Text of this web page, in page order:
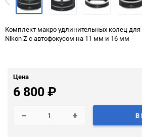
Комплект макро удлинительных колец
Nikon Z с автофокусом на 11 мм и 16 мм
Цена
6 800₽
В